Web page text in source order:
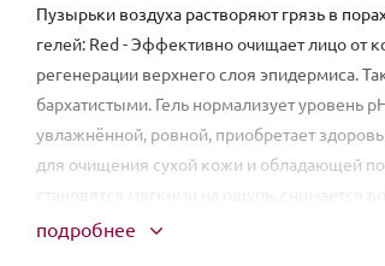
Пузырьки воздуха растворяют грязь в
гелей: Red - Эффективно очищает лицо от
регенерации верхнего слоя эпидермиса.
бархатистыми. Гель нормализует уровень
увлажнённой, ровной, приобретает
для очищения сухой кожи и обладающей
становятся мягкими на ощупь, снимается
которая подвергается ежедневным
подробнее